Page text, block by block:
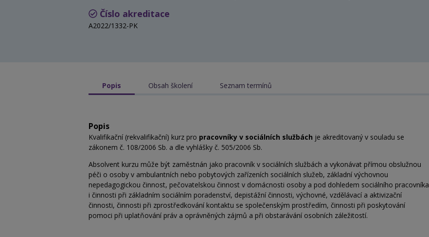
Číslo akreditace
A2022/1332-PK
Popis Obsah školení Seznam termínů
Popis
Kvalifikační (rekvalifikační) kurz pro pracovníky v sociálních službách je akreditovaný v souladu se
zákonem č. 108/2006 Sb. a dle vyhlášky č. 505/2006 Sb.
Absolvent kurzu může být zaměstnán jako pracovník v sociálních službách a vykonávat přímou obslužnou
péči o osoby v ambulantních nebo pobytových zařízeních sociálních služeb, základní výchovnou
nepedagogickou činnost, pečovatelskou činnost v domácnosti osoby a pod dohledem sociálního pracovníka
i činnosti při základním sociálním poradenství, depistážní činnosti, výchovné, vzdělávací a aktivizační
činnosti, činnosti při zprostředkování kontaktu se společenským prostředím, činnosti při poskytování
pomoci při uplatňování práv a oprávněných zájmů a při obstarávání osobních záležitostí.